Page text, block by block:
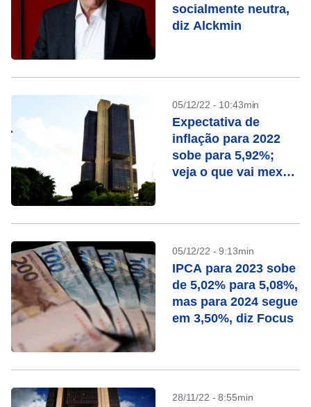
socialmente neutra,
diz Alckmin
05/12/22 - 10:43min
Expectativa de
inflação para 2022
sobe para 5,92%;
veja o que vai mexer
05/12/22 - 9:13min
IPCA para 2023 sobe
de 5,02% para 5,08%,
mas para 2024 segue
em 3,50%, diz Focus
28/11/22 - 8:55min